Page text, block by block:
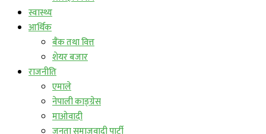
स्वास्थ्य
आर्थिक
बैंक तथा वित्त
शेयर बजार
राजनीति
एमाले
नेपाली काङ्ग्रेस
माओवादी